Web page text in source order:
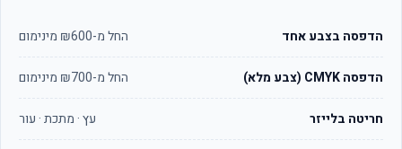
הדפסה בצבע אחד החל מ-₪600 מינימום
הדפסה CMYK (צבע מלא) החל מ-₪700 מינימום
חריטה בלייזר עץ · מתכת · עור